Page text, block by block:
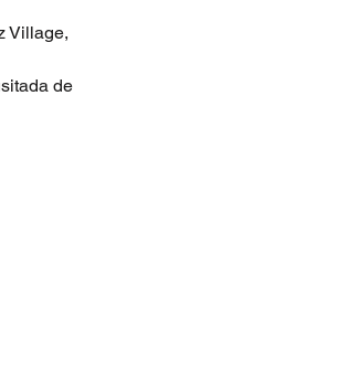
Village,
de